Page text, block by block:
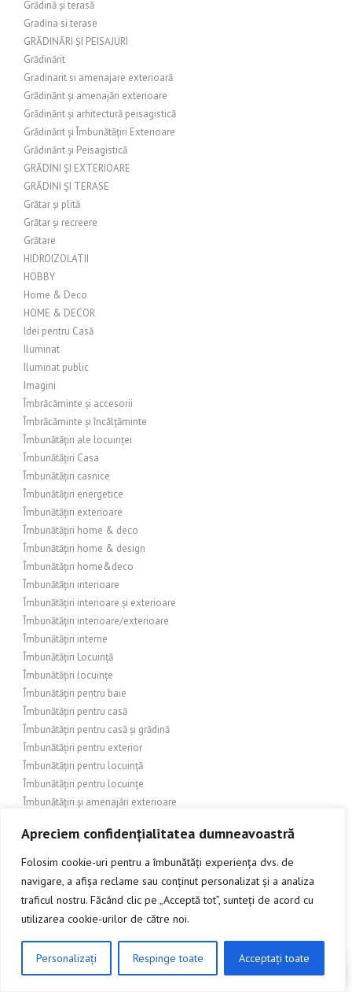
Apreciem confidențialitatea dumneavoastră
Folosim cookie-uri pentru a îmbunătăți experiența dvs. de
navigare, a afișa reclame sau conținut personalizat și a analiza
traficul nostru. Făcând clic pe „Acceptă tot”, sunteți de acord cu
utilizarea cookie-urilor de către noi.
Personalizați Respinge toate Acceptați toate
Grădină și terasă
Gradina si terase
GRĂDINĂRI ȘI PEISAJURI
Grădinărit
Gradinarit si amenajare exterioară
Grădinărit și amenajări exterioare
Grădinărit și arhitectură peisagistică
Grădinărit și Îmbunătățiri Exterioare
Grădinărit și Peisagistică
GRĂDINI ȘI EXTERIOARE
GRĂDINI ȘI TERASE
Grătar și plită
Grătar și recreere
Grătare
HIDROIZOLATII
HOBBY
Home & Deco
HOME & DECOR
Idei pentru Casă
Iluminat
Iluminat public
Imagini
Îmbrăcăminte și accesorii
Îmbrăcăminte și încălțăminte
Îmbunătățiri ale locuinței
Îmbunătățiri Casa
Îmbunătățiri casnice
Îmbunătățiri energetice
Îmbunătățiri exterioare
Îmbunătățiri home & deco
Îmbunătățiri home & design
Îmbunătățiri home&deco
Îmbunătățiri interioare
Îmbunătățiri interioare și exterioare
Îmbunătățiri interioare/exterioare
Îmbunătățiri interne
Îmbunătățiri Locuință
Îmbunătățiri locuințe
Îmbunătățiri pentru baie
Îmbunătățiri pentru casă
Îmbunătățiri pentru casă și grădină
Îmbunătățiri pentru exterior
Îmbunătățiri pentru locuință
Îmbunătățiri pentru locuințe
Îmbunătățiri și amenajări exterioare
Îmbunătățiri și construcții exterioare
Îmbunătățiri și construcții interioare
Îmbunătățiri și decorare interioară
Îmbunătățiri și design exterior
Îmbunătățiri și design interior
Îmbunătățiri și renovări interioare/exterioare
Îmbunătățiri și renovări locuințe
CLICK AICI PENTRU A DISCUTA